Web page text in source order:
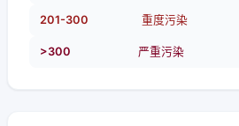
201-300 重度污染
>300 严重污染